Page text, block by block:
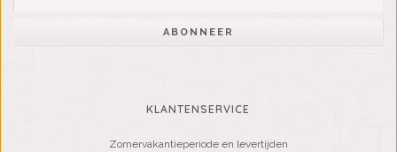
ABONNEER
KLANTENSERVICE
Zomervakantieperiode en levertijden